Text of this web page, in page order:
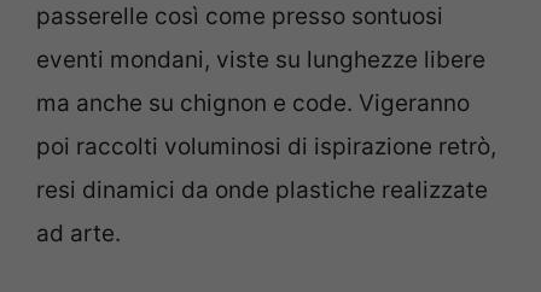
passerelle così come presso sontuosi
eventi mondani, viste su lunghezze libere
ma anche su chignon e code. Vigeranno
poi raccolti voluminosi di ispirazione retrò,
resi dinamici da onde plastiche realizzate
ad arte.